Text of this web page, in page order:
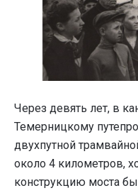
Через девять лет, в
Темерницкому
двухпутной
около 4 километров,
конструкцию моста